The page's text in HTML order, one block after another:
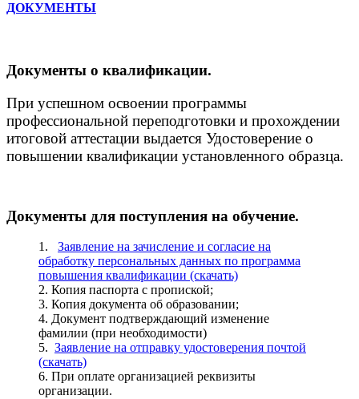
ДОКУМЕНТЫ
Документы о квалификации.
При успешном освоении программы
профессиональной переподготовки и прохождении
итоговой аттестации выдается Удостоверение о
повышении квалификации установленного образца.
Документы для поступления на обучение.
1. Заявление на зачисление и согласие на
обработку персональных данных по программа
повышения квалификации (скачать)
2. Копия паспорта с пропиской;
3. Копия документа об образовании;
4. Документ подтверждающий изменение
фамилии (при необходимости)
5. Заявление на отправку удостоверения почтой
(скачать)
6. При оплате организацией реквизиты
организации.